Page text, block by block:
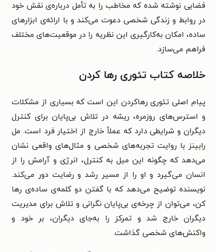
فضایی نوشته شده که مخاطب را به تأمل درباره‌ی نقش خود
در روابط و زندگی شخصی دعوت می‌کند و با ارائه‌ی ابزارهای
ساده، امکان به‌کارگیری این نظریه را در موقعیت‌های مختلف
فراهم می‌سازد.
خلاصه کتاب تئوری رها کردن
پیام اصلی تئوری رهاکردن این است که بسیاری از مشکلات
و استرس‌های روزمره، ریشه در تلاش بی‌پایان برای کنترل
دیگران و شرایطی دارد که عملاً خارج از اختیار فرد است. مل
رابینز با روایت تجربه‌های شخصی و مثال‌های واقعی نشان
می‌دهد که چگونه این میل به کنترل، انرژی و آرامش را از
انسان می‌گیرد و او را از مسیر رشد و رضایت دور می‌کند.
نویسنده توضیح می‌دهد که با گفتن دو کلمه‌ی ساده‌ی رها
کن، می‌توان از چرخه‌ی بی‌پایان نگرانی و تلاش برای مدیریت
دیگران خارج شد و تمرکز را به‌جای دیگران، بر خود و
واکنش‌های شخصی گذاشت.